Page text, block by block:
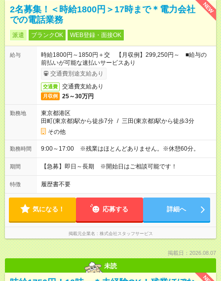
NEW
2名募集！＜時給1800円＞17時まで＊電力会社
での電話業務
派遣 ブランクOK WEB登録・面接OK
給与
時給1800円～1850円＋交 【月収例】299,250円～ ■給与の
前払いが可能な速払いサービスあり
交通費別途支給あり
交通費 交通費支給あり
月収例 25～30万円
勤務地
東京都港区
田町(東京都)駅から徒歩7分 / 三田(東京都)駅から徒歩3分
その他
勤務時間 9:00～17:00 ※残業はほとんどありません。※休憩60分。
期間 【急募】即日～長期 ※開始日はご相談可能です！
特徴 履歴書不要
気になる！ 応募する 詳細へ
掲載元企業名 株式会社スタッフサービス
掲載日：2026.08.07
未読